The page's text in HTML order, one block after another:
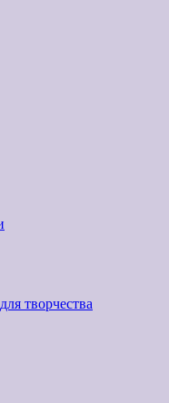
творчества